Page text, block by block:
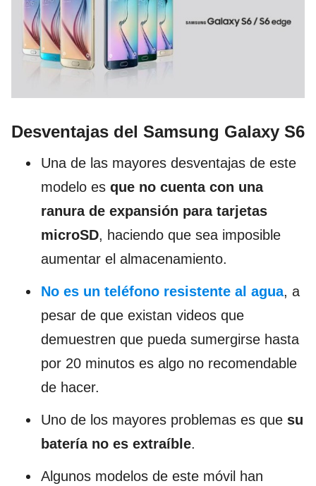
Desventajas del Samsung Galaxy S6
Una de las mayores desventajas de este
modelo es que no cuenta con una
ranura de expansión para tarjetas
microSD, haciendo que sea imposible
aumentar el almacenamiento.
No es un teléfono resistente al agua, a
pesar de que existan videos que
demuestren que pueda sumergirse hasta
por 20 minutos es algo no recomendable
de hacer.
Uno de los mayores problemas es que su
batería no es extraíble.
Algunos modelos de este móvil han